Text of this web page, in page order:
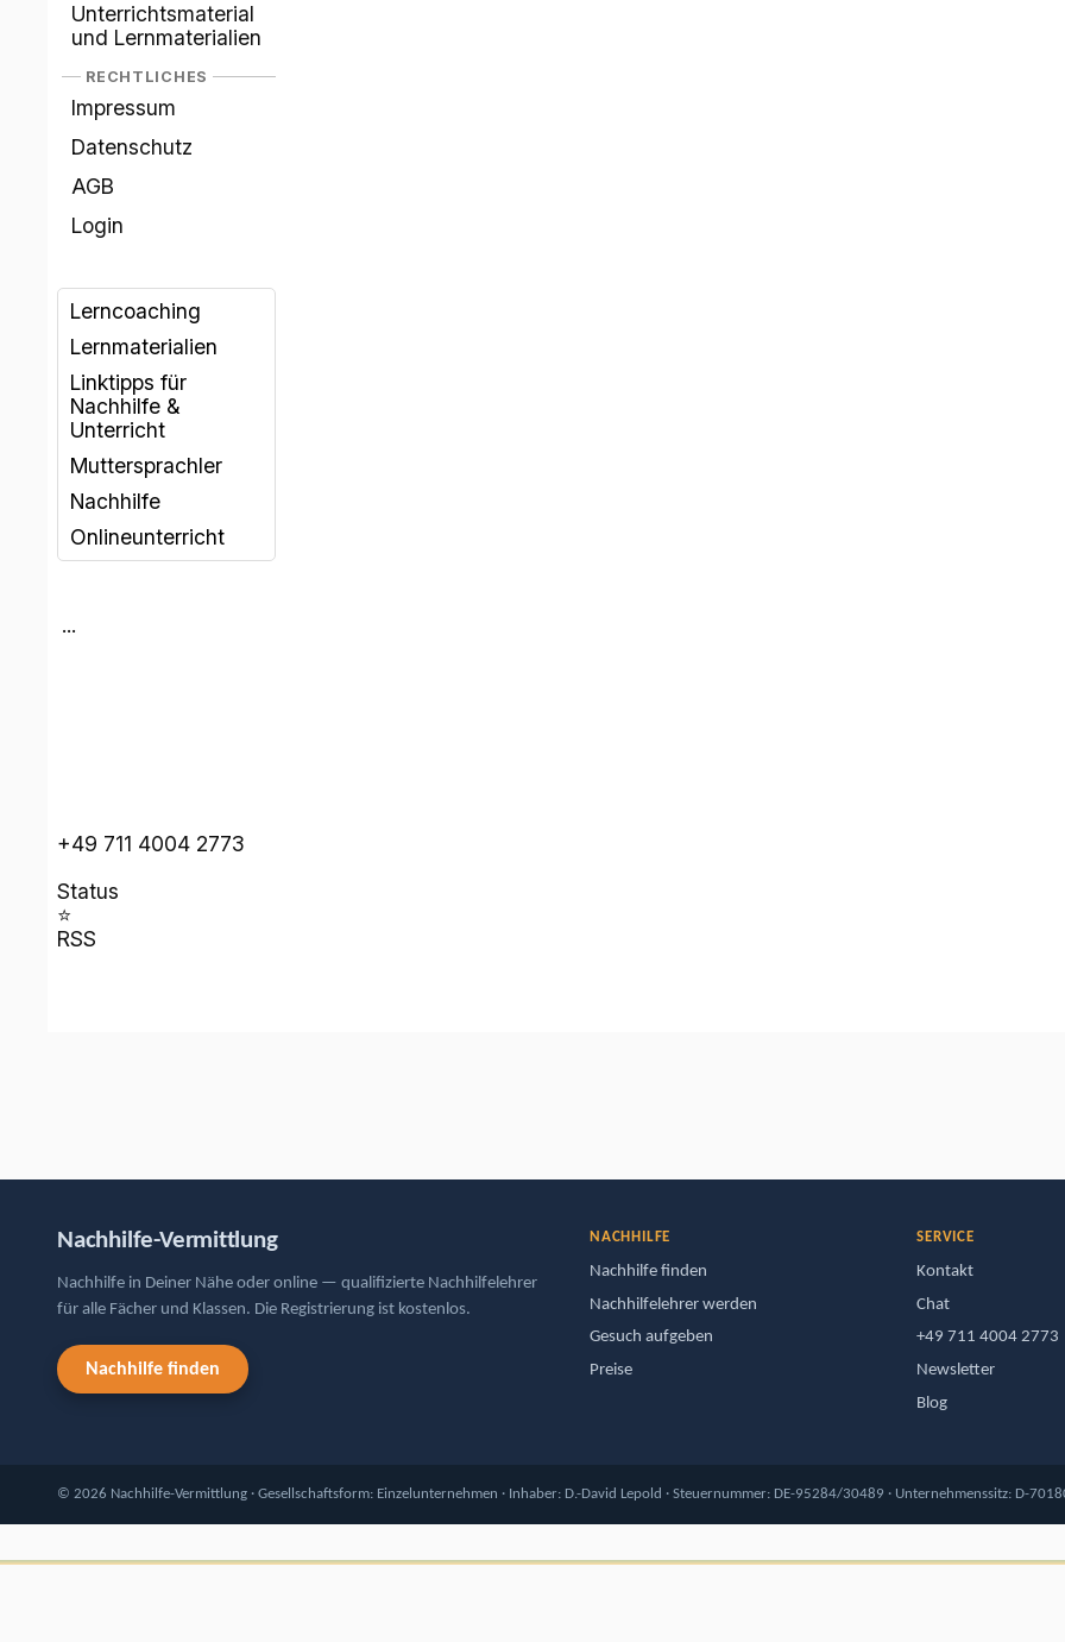
Unterrichtsmaterial
und Lernmaterialien
RECHTLICHES
Impressum
Datenschutz
AGB
Login
Lerncoaching
Lernmaterialien
Linktipps für
Nachhilfe &
Unterricht
Muttersprachler
Nachhilfe
Onlineunterricht
...
+49 711 4004 2773
Status
⭐
RSS
12
Nachhilfe-Vermittlung
Nachhilfe in Deiner Nähe oder online — qualifizierte Nachhilfelehrer
für alle Fächer und Klassen. Die Registrierung ist kostenlos.
Nachhilfe finden
NACHHILFE
Nachhilfe finden
Nachhilfelehrer werden
Gesuch aufgeben
Preise
SERVICE
Kontakt
Chat
+49 711 4004 2773
Newsletter
Blog
© 2026 Nachhilfe-Vermittlung · Gesellschaftsform: Einzelunternehmen · Inhaber: D.-David Lepold · Steuernummer: DE-95284/30489 · Unternehmenssitz: D-